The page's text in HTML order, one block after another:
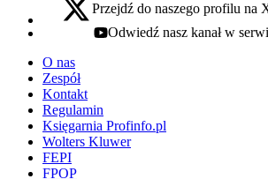
x - otwiera się w nowej karcie
Przejdź do naszego profilu na
youtube - otwiera się w nowej karcie
Odwiedź nasz kanał w
O nas
Zespół
Kontakt
Regulamin
Księgarnia Profinfo.pl
Wolters Kluwer
FEPI
FPOP